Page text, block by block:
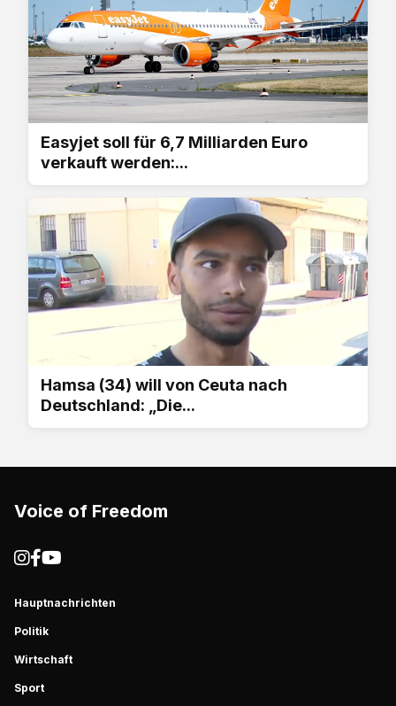
Easyjet soll für 6,7 Milliarden Euro
verkauft werden:...
Hamsa (34) will von Ceuta nach
Deutschland: „Die...
Voice of Freedom
Hauptnachrichten
Politik
Wirtschaft
Sport